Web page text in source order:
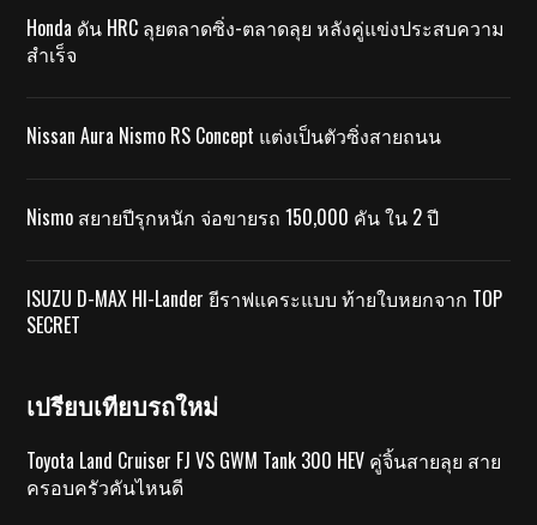
Honda ดัน HRC ลุยตลาดซิ่ง-ตลาดลุย หลังคู่แข่งประสบความ
สำเร็จ
Nissan Aura Nismo RS Concept แต่งเป็นตัวซิ่งสายถนน
Nismo สยายปีรุกหนัก จ่อขายรถ 150,000 คัน ใน 2 ปี
ISUZU D-MAX HI-Lander ยีราฟแคระแบบ ท้ายใบหยกจาก TOP
SECRET
เปรียบเทียบรถใหม่
Toyota Land Cruiser FJ VS GWM Tank 300 HEV คู่จิ้นสายลุย สาย
ครอบครัวคันไหนดี